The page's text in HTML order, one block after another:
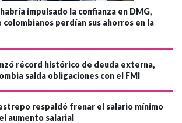
impulsado la confianza en DMG,
perdían sus ahorros en la
récord histórico de deuda externa,
salda obligaciones con el FMI
respaldó frenar el salario mínimo
aumento salarial